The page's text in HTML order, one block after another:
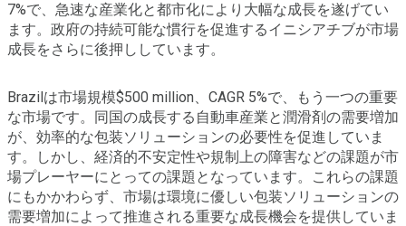
7%で、急速な産業化と都市化により大幅な成長を遂げてい
ます。政府の持続可能な慣行を促進するイニシアチブが市場
成長をさらに後押ししています。
Brazilは市場規模$500 million、CAGR 5%で、もう一つの重要
な市場です。同国の成長する自動車産業と潤滑剤の需要増加
が、効率的な包装ソリューションの必要性を促進していま
す。しかし、経済的不安定性や規制上の障害などの課題が市
場プレーヤーにとっての課題となっています。これらの課題
にもかかわらず、市場は環境に優しい包装ソリューションの
需要増加によって推進される重要な成長機会を提供していま